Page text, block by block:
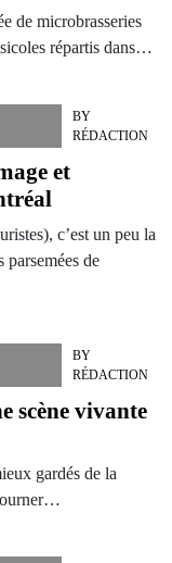
de microbrasseries
répartis dans…
BY
RÉDACTION
et
c’est un peu la
de
BY
RÉDACTION
scène vivante
gardés de la